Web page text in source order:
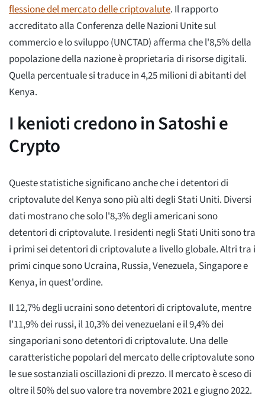
flessione del mercato delle criptovalute. Il rapporto
accreditato alla Conferenza delle Nazioni Unite sul
commercio e lo sviluppo (UNCTAD) afferma che l'8,5% della
popolazione della nazione è proprietaria di risorse digitali.
Quella percentuale si traduce in 4,25 milioni di abitanti del
Kenya.
I kenioti credono in Satoshi e
Crypto
Queste statistiche significano anche che i detentori di
criptovalute del Kenya sono più alti degli Stati Uniti. Diversi
dati mostrano che solo l'8,3% degli americani sono
detentori di criptovalute. I residenti negli Stati Uniti sono tra
i primi sei detentori di criptovalute a livello globale. Altri tra i
primi cinque sono Ucraina, Russia, Venezuela, Singapore e
Kenya, in quest'ordine.
Il 12,7% degli ucraini sono detentori di criptovalute, mentre
l'11,9% dei russi, il 10,3% dei venezuelani e il 9,4% dei
singaporiani sono detentori di criptovalute. Una delle
caratteristiche popolari del mercato delle criptovalute sono
le sue sostanziali oscillazioni di prezzo. Il mercato è sceso di
oltre il 50% del suo valore tra novembre 2021 e giugno 2022.